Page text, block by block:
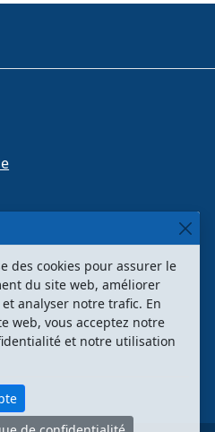
St, 12
des cookies pour assurer le
du site web, améliorer
analyser notre trafic. En
web, vous acceptez notre
et notre utilisation